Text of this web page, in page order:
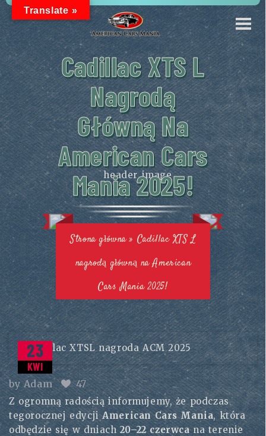
Cadillac XTS L
Nagrodą
Główną Na
American Cars
Mania 2025!
Strona główna» Cadillac XTS L
nagrodą główną na American
Cars Mania 2025!
23
KWI
byAdam 47
Z ogromną radością informujemy, że podczas
tegorocznej edycjiAmerican Cars Mania, która
odbędzie się w dniach20–22 czerwcana terenie
Translate »